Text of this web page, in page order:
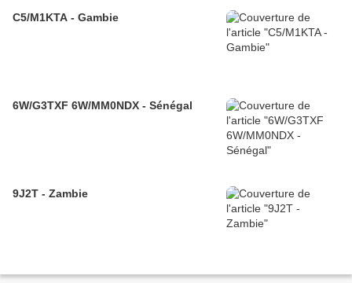
C5/M1KTA - Gambie
6W/G3TXF 6W/MM0NDX - Sénégal
9J2T - Zambie